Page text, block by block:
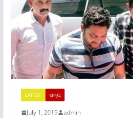
LATEST ରାଜ୍ୟ
July 1, 2019 admin